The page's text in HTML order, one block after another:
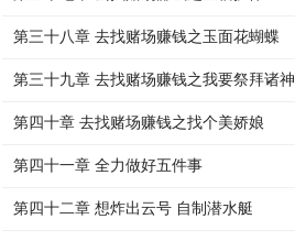
第三十八章 去找赌场赚钱之玉面花蝴蝶
第三十九章 去找赌场赚钱之我要祭拜诸神
第四十章 去找赌场赚钱之找个美娇娘
第四十一章 全力做好五件事
第四十二章 想炸出云号 自制潜水艇